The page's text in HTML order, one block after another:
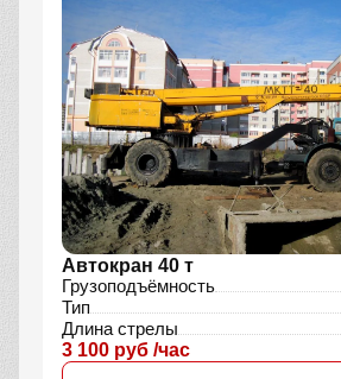
Автокран 40 т
Грузоподъёмность
Тип
Длина стрелы
3 100 руб /час